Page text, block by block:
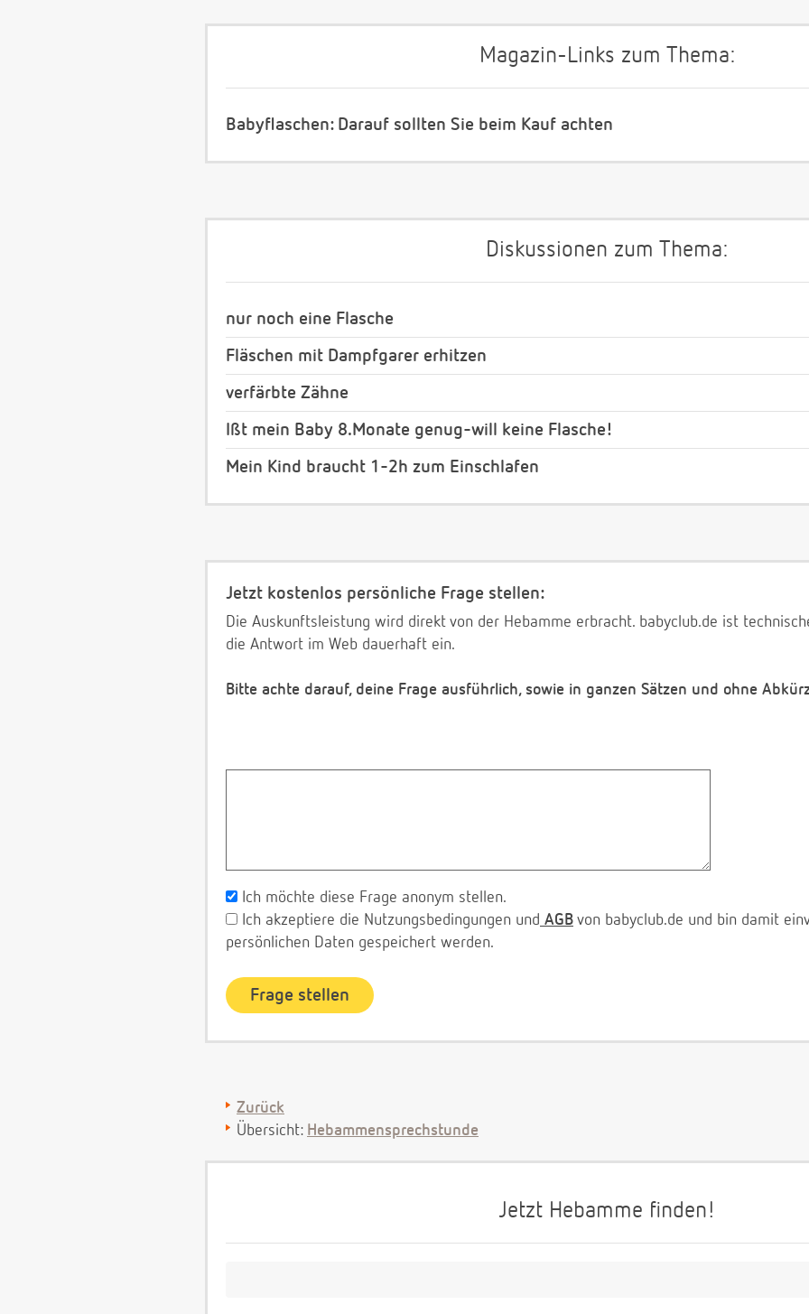
Magazin-Links zum Thema:
Babyflaschen: Darauf sollten Sie beim Kauf achten
Diskussionen zum Thema:
nur noch eine Flasche
Fläschen mit Dampfgarer erhitzen
verfärbte Zähne
Ißt mein Baby 8.Monate genug-will keine Flasche!
Mein Kind braucht 1-2h zum Einschlafen
Jetzt kostenlos persönliche Frage stellen:
Die Auskunftsleistung wird direkt von der Hebamme erbracht. babyclub.de ist
die Antwort im Web dauerhaft ein.
Bitte achte darauf, deine Frage ausführlich, sowie in ganzen Sätzen und ohne
Ich möchte diese Frage anonym stellen.
Ich akzeptiere die Nutzungsbedingungen und AGB von babyclub.de und bin damit
persönlichen Daten gespeichert werden.
Zurück
Übersicht: Hebammensprechstunde
Jetzt Hebamme finden!